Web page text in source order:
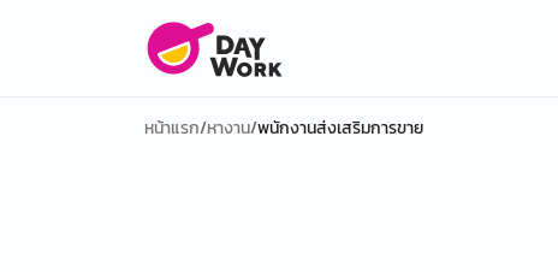
หน้าแรก/หางาน/พนักงานส่งเสริมการขาย